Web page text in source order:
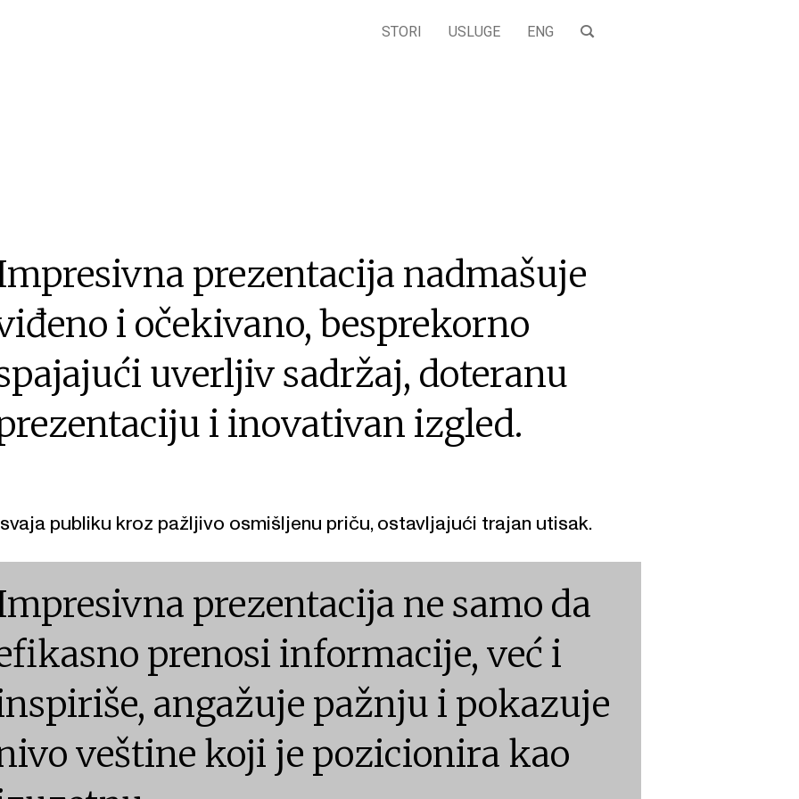
STORI USLUGE ENG
prezentacija nadmašuje
i očekivano, besprekorno
uverljiv sadržaj, doteranu
i inovativan izgled.
publiku kroz pažljivo osmišljenu priču, ostavljajući trajan utisak.
prezentacija ne samo da
prenosi informacije, već i
angažuje pažnju i pokazuje
veštine koji je pozicionira kao